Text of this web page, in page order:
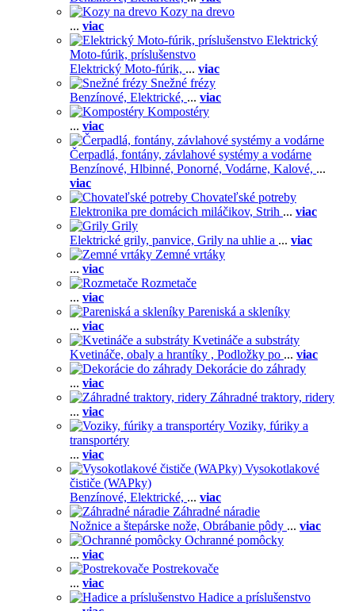
Kozy na drevo
... viac
Elektrický
Moto-fúrik, príslušenstvo
Elektrický Moto-fúrik, ... viac
Snežné frézy
Benzínové, Elektrické, ... viac
Kompostéry
... viac
Čerpadlá, fontány, závlahové systémy a vodárne
Benzínové, Hlbinné, Ponorné, Vodárne, Kalové, ...
viac
Chovateľské potreby
Elektronika pre domácich miláčikov, Strih ... viac
Grily
Elektrické grily, panvice, Grily na uhlie a ... viac
Zemné vrtáky
... viac
Rozmetače
... viac
Pareniská a skleníky
... viac
Kvetináče a substráty
Kvetináče, obaly a hrantíky , Podložky po ... viac
Dekorácie do záhrady
... viac
Záhradné traktory, ridery
... viac
Voziky, fúriky a
transportéry
... viac
Vysokotlakové
čističe (WAPky)
Benzínové, Elektrické, ... viac
Záhradné náradie
Nožnice a štepárske nože, Obrábanie pôdy ... viac
Ochranné pomôcky
... viac
Postrekovače
... viac
Hadice a príslušenstvo